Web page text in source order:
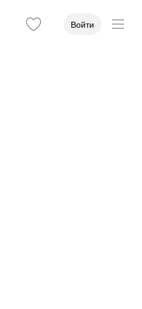
Войти